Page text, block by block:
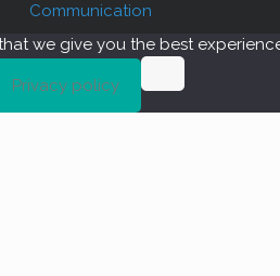
Communication
we give you the best
Privacy policy